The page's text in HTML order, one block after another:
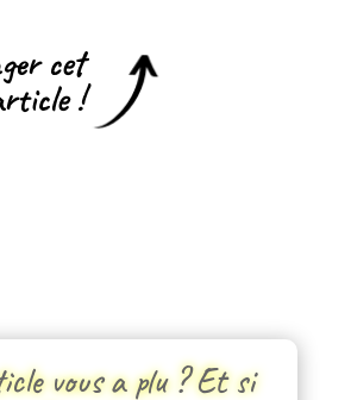
cet
!
vous a plu ? Et si